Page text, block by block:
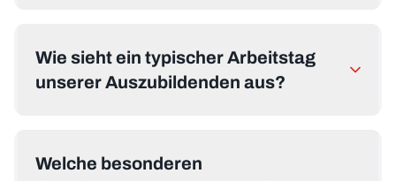
Wie sieht ein typischer Arbeitstag
unserer Auszubildenden aus?
Welche besonderen